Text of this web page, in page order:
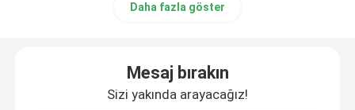
Daha fazla göster
Mesaj bırakın
Sizi yakında arayacağız!